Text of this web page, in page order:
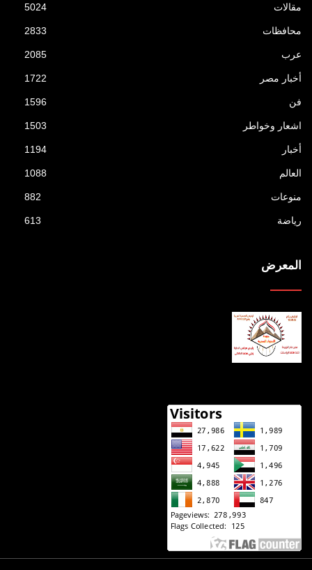
مقالات 5024
محافظات 2833
عرب 2085
أخبار مصر 1722
فن 1596
اشعار وخواطر 1503
أخبار 1194
العالم 1088
منوعات 882
رياضة 613
المعرض